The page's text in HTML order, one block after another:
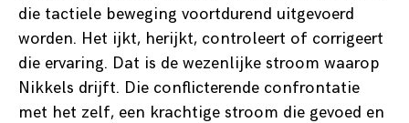
die tactiele beweging voortdurend uitgevoerd
worden. Het ijkt, herijkt, controleert of corrigeert
die ervaring. Dat is de wezenlijke stroom waarop
Nikkels drijft. Die conflicterende confrontatie
met het zelf, een krachtige stroom die gevoed en